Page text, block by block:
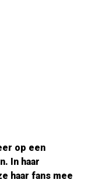
op een
In haar
haar fans mee